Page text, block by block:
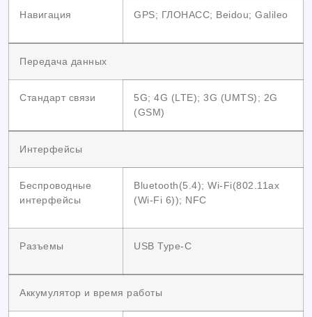
Навигация GPS; ГЛОНАСС; Beidou; Galileo
Передача данных
Стандарт связи
5G; 4G (LTE); 3G (UMTS); 2G
(GSM)
Интерфейсы
Беспроводные
интерфейсы
Bluetooth(5.4); Wi-Fi(802.11ax
(Wi-Fi 6)); NFC
Разъемы USB Type-C
Аккумулятор и время работы